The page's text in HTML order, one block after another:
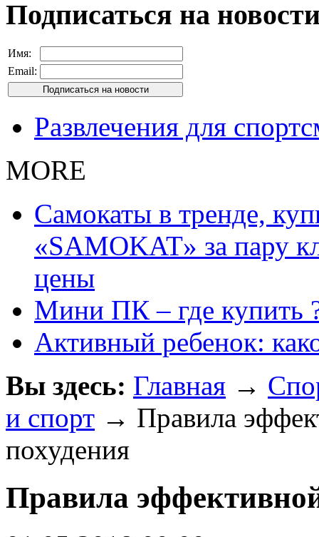
Подписаться на
Имя:
Email:
Развлечения для
MORE
Самокаты в тренде,
«SAMOKAT» за пару
цены
Мини ПК – где купить
Активный ребенок:
Вы здесь: Главная →
и спорт → Правила
похудения
Правила